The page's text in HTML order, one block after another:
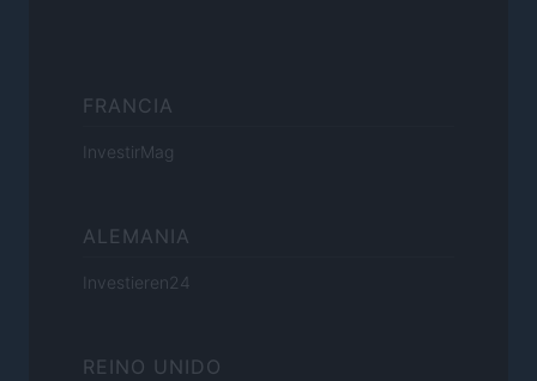
FRANCIA
InvestirMag
ALEMANIA
Investieren24
REINO UNIDO